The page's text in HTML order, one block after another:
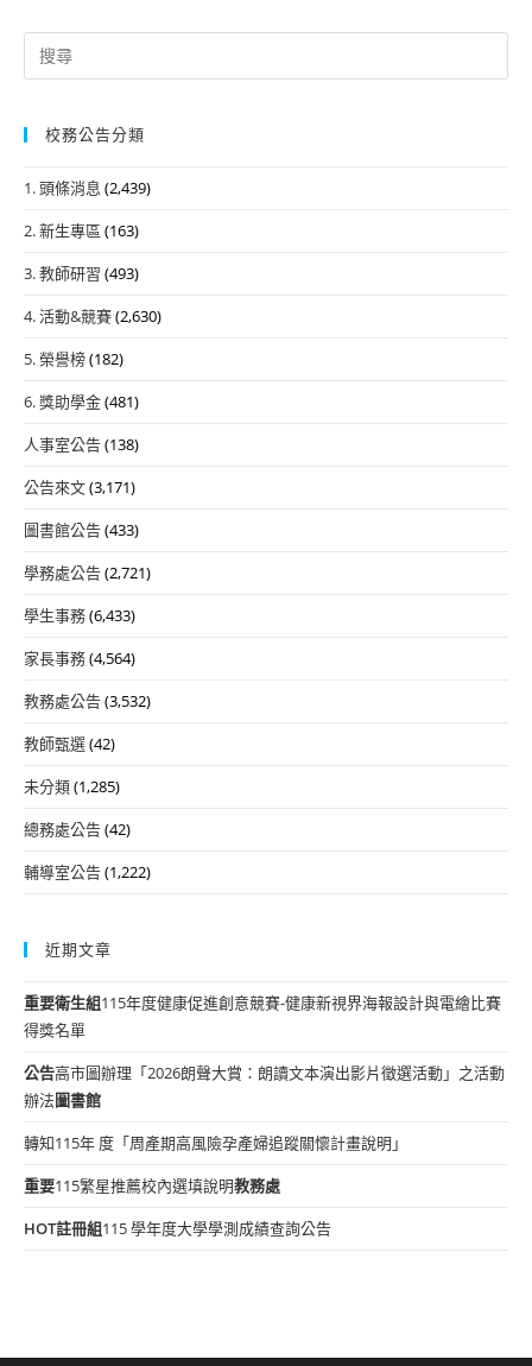
Search
for:
校務公告分類
1. 頭條消息 (2,439)
2. 新生專區 (163)
3. 教師研習 (493)
4. 活動&競賽(2,630)
5. 榮譽榜(182)
6. 獎助學金(481)
人事室公告(138)
公告來文(3,171)
圖書館公告(433)
學務處公告(2,721)
學生事務(6,433)
家長事務(4,564)
教務處公告(3,532)
教師甄選(42)
未分類(1,285)
總務處公告(42)
輔導室公告(1,222)
近期文章
重要衛生組115年度健康促進創意競賽-健康新視界海報設計與電繪比賽
得獎名單
公告高市圖辦理「2026朗聲大賞：朗讀文本演出影片徵選活動」之活動
辦法圖書館
轉知115年 度「周產期高風險孕產婦追蹤關懷計畫說明」
重要115繁星推薦校內選填說明教務處
HOT註冊組115 學年度大學學測成績查詢公告